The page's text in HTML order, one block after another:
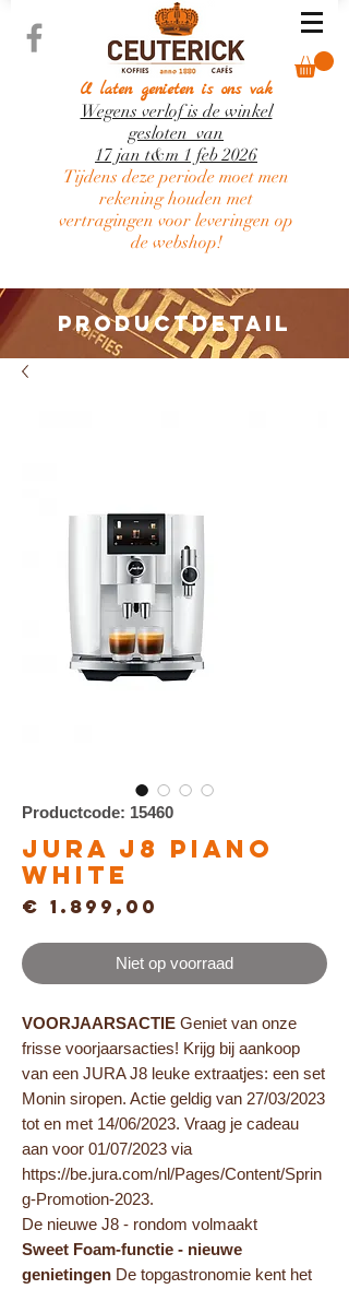
U laten genieten is ons vak
Wegens verlof is de winkel
gesloten van
17 jan t&m 1 feb 2026
Tijdens deze periode moet men
rekening houden met
vertragingen voor leveringen op
de webshop!
PRODUCTDETAIL
Productcode: 15460
Jura J8 Piano
White
€ 1.899,00
Niet op voorraad
VOORJAARSACTIE Geniet van onze
frisse voorjaarsacties! Krijg bij aankoop
van een JURA J8 leuke extraatjes: een set
Monin siropen. Actie geldig van 27/03/2023
tot en met 14/06/2023. Vraag je cadeau
aan voor 01/07/2023 via
https://be.jura.com/nl/Pages/Content/Sprin
g-Promotion-2023.
De nieuwe J8 - rondom volmaakt
Sweet Foam-functie - nieuwe
genietingen De topgastronomie kent het